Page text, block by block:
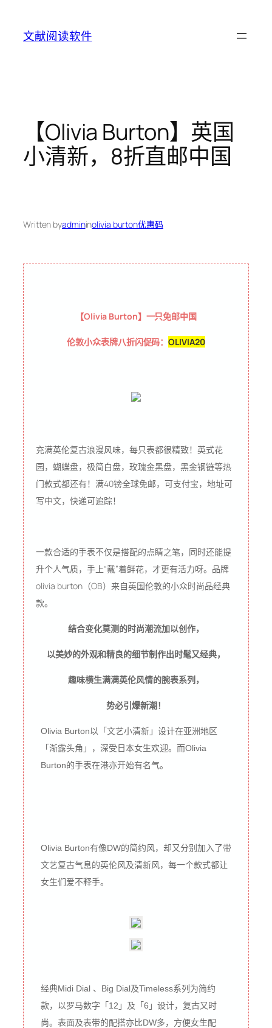
content
文献阅读软件
【Olivia Burton】英国
小清新，8折直邮中国
Written byadmininolivia burton优惠码
【Olivia Burton】一只免邮中国
伦敦小众表牌八折闪促码：OLIVIA20
充满英伦复古浪漫风味，每只表都很精致！英式花
园，蝴蝶盘，极简白盘，玫瑰金黑盘，黑金钢链等热
门款式都还有！满40镑全球免邮，可支付宝，地址可
写中文，快递可追踪！
一款合适的手表不仅是搭配的点睛之笔，同时还能提
升个人气质，手上“戴”着鲜花，才更有活力呀。品牌
olivia burton（OB）来自英国伦敦的小众时尚品经典
款。
结合变化莫测的时尚潮流加以创作，
以美妙的外观和精良的细节制作出时髦又经典，
趣味横生满满英伦风情的腕表系列，
势必引爆新潮！
Olivia Burton以「文艺小清新」设计在亚洲地区
「渐露头角」，深受日本女生欢迎。而Olivia
Burton的手表在港亦开始有名气。
Olivia Burton有像DW的简约风，却又分别加入了带
文艺复古气息的英伦风及清新风，每一个款式都让
女生们爱不释手。
经典Midi Dial 、Big Dial及Timeless系列为简约
款，以罗马数字「12」及「6」设计，复古又时
尚。表面及表带的配搭亦比DW多，方便女生配